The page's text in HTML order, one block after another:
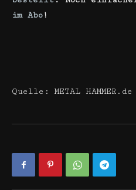
im Abo!
Quelle: METAL HAMMER.de